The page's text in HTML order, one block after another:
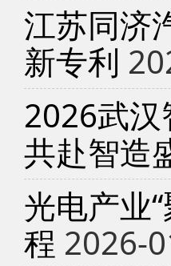
江苏同济
新专利
2026武
共赴智造
光电产业
程 2026-